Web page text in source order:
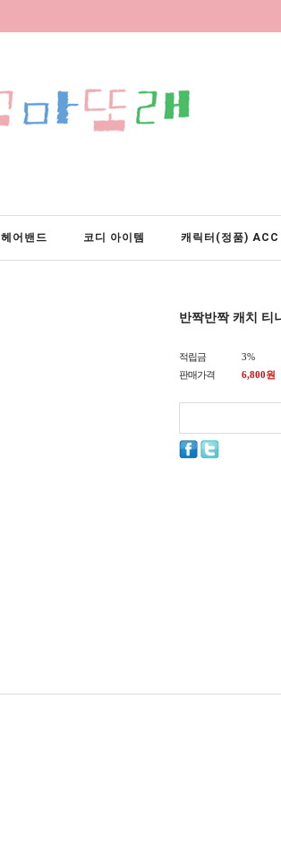
헤어밴드 코디 아이템 캐릭터(정품) ACC
반짝반짝 캐치 티
적립금
3%
판매가격
6,800원